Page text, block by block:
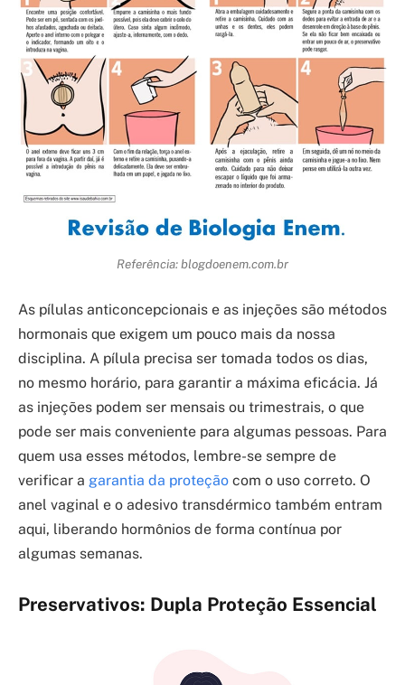
Referência: blogdoenem.com.br
As pílulas anticoncepcionais e as injeções são métodos
hormonais que exigem um pouco mais da nossa
disciplina. A pílula precisa ser tomada todos os dias,
no mesmo horário, para garantir a máxima eficácia. Já
as injeções podem ser mensais ou trimestrais, o que
pode ser mais conveniente para algumas pessoas. Para
quem usa esses métodos, lembre-se sempre de
verificar a garantia da proteção com o uso correto. O
anel vaginal e o adesivo transdérmico também entram
aqui, liberando hormônios de forma contínua por
algumas semanas.
Preservativos: Dupla Proteção Essencial